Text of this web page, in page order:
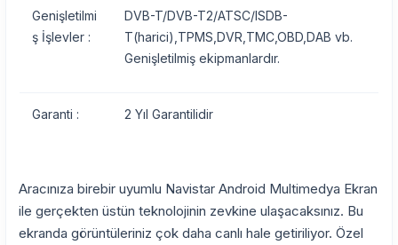
Genişletilmi
ş İşlevler :
DVB-T/DVB-T2/ATSC/ISDB-
T(harici),TPMS,DVR,TMC,OBD,DAB vb.
Genişletilmiş ekipmanlardır.
Garanti : 2 Yıl Garantilidir
Aracınıza birebir uyumlu Navistar Android Multimedya Ekran
ile gerçekten üstün teknolojinin zevkine ulaşacaksınız. Bu
ekranda görüntüleriniz çok daha canlı hale getiriliyor. Özel